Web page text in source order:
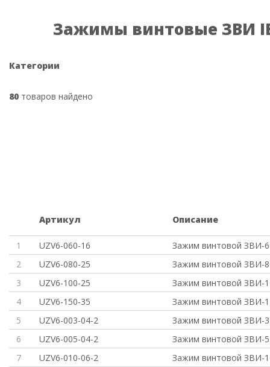
Зажимы винтовые ЗВИ
Категории
80 товаров найдено
Артикул Описание
1 UZV6-060-16
Зажим винтовой ЗВИ-
2
UZV6-080-25
Зажим винтовой ЗВИ-
3
UZV6-100-25
Зажим винтовой ЗВИ-
4
UZV6-150-35
Зажим винтовой ЗВИ-
5
UZV6-003-04-2
Зажим винтовой ЗВИ-3
6
UZV6-005-04-2
Зажим винтовой ЗВИ-5
7
UZV6-010-06-2
Зажим винтовой ЗВИ-